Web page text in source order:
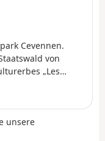
Cevennen.
von
„Les
und noch
um zu den
unsere